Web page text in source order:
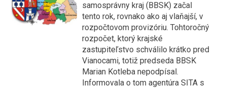
samosprávny kraj (BBSK) začal
tento rok, rovnako ako aj vlaňajší, v
rozpočtovom provizóriu. Tohtoročný
rozpočet, ktorý krajské
zastupiteľstvo schválilo krátko pred
Vianocami, totiž predseda BBSK
Marian Kotleba nepodpísal.
Informovala o tom agentúra SITA s